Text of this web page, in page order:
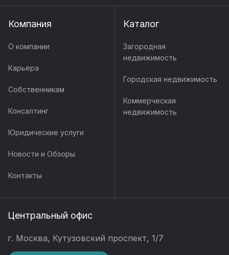
Компания
О компании
Карьера
Собственникам
Консалтинг
Юридические услуги
Новости и Обзоры
Контакты
Каталог
Загородная
недвижимость
Городская недвижимость
Коммерческая
недвижимость
Центральный офис
г. Москва, Кутузовский проспект, 1/7